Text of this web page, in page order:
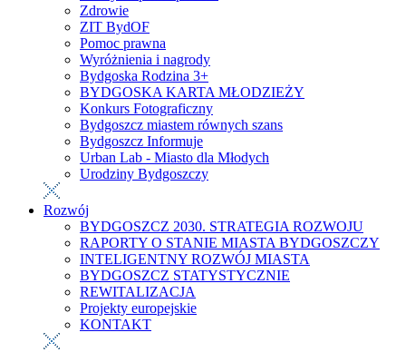
Zdrowie
ZIT BydOF
Pomoc prawna
Wyróżnienia i nagrody
Bydgoska Rodzina 3+
BYDGOSKA KARTA MŁODZIEŻY
Konkurs Fotograficzny
Bydgoszcz miastem równych szans
Bydgoszcz Informuje
Urban Lab - Miasto dla Młodych
Urodziny Bydgoszczy
Rozwój
BYDGOSZCZ 2030. STRATEGIA ROZWOJU
RAPORTY O STANIE MIASTA BYDGOSZCZY
INTELIGENTNY ROZWÓJ MIASTA
BYDGOSZCZ STATYSTYCZNIE
REWITALIZACJA
Projekty europejskie
KONTAKT